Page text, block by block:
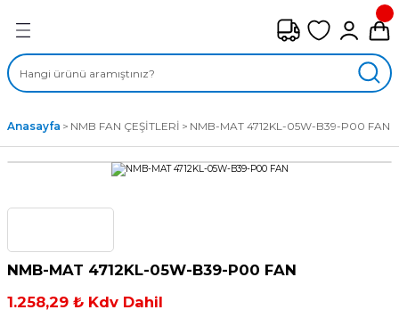
ÇEŞİTLERİ
Anasayfa NMB FAN ÇEŞİTLERİ NMB-MAT 4712KL-05W-B39-P00 FAN
NMB-MAT 4712KL-05W-B39-P00 FAN
1.258,29 ₺ Kdv Dahil